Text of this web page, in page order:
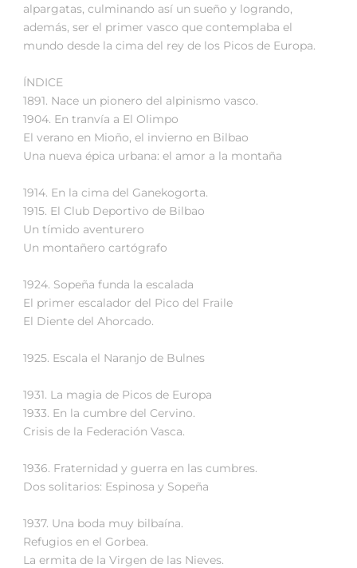
alpargatas, culminando así un sueño y logrando,
además, ser el primer vasco que contemplaba el
mundo desde la cima del rey de los Picos de Europa.
ÍNDICE
1891. Nace un pionero del alpinismo vasco.
1904. En tranvía a El Olimpo
El verano en Mioño, el invierno en Bilbao
Una nueva épica urbana: el amor a la montaña
1914. En la cima del Ganekogorta.
1915. El Club Deportivo de Bilbao
Un tímido aventurero
Un montañero cartógrafo
1924. Sopeña funda la escalada
El primer escalador del Pico del Fraile
El Diente del Ahorcado.
1925. Escala el Naranjo de Bulnes
1931. La magia de Picos de Europa
1933. En la cumbre del Cervino.
Crisis de la Federación Vasca.
1936. Fraternidad y guerra en las cumbres.
Dos solitarios: Espinosa y Sopeña
1937. Una boda muy bilbaína.
Refugios en el Gorbea.
La ermita de la Virgen de las Nieves.